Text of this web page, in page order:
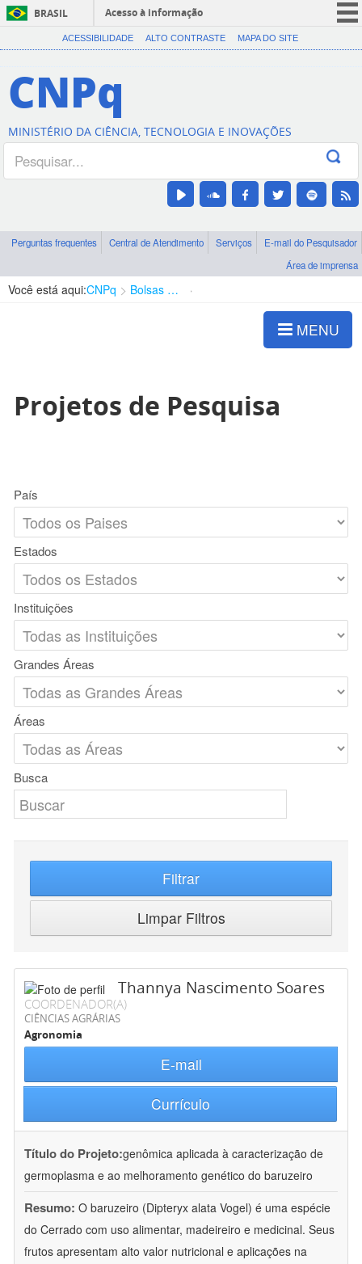
BRASIL
Acesso à informação
CORONAVÍRUS (COVID-19)
Canais
ACESSIBILIDADE ALTO CONTRASTE MAPA DO SITE
CNPq
MINISTÉRIO DA CIÊNCIA, TECNOLOGIA E INOVAÇÕES
Perguntas frequentes Central de Atendimento Serviços
E-mail do Pesquisador
Área de imprensa
Você está aqui:CNPq Bolsas e Auxílios Vigentes
MENU
Projetos de Pesquisa
País
Estados
Instituições
Grandes Áreas
Áreas
Busca
Filtrar
Limpar Filtros
Thannya Nascimento Soares
COORDENADOR(A)
CIÊNCIAS AGRÁRIAS
Agronomia
E-mail
Currículo
Título do Projeto:genômica aplicada à caracterização de
germoplasma e ao melhoramento genético do baruzeiro
Resumo: O baruzeiro (Dipteryx alata Vogel) é uma espécie
do Cerrado com uso alimentar, madeireiro e medicinal. Seus
frutos apresentam alto valor nutricional e aplicações na